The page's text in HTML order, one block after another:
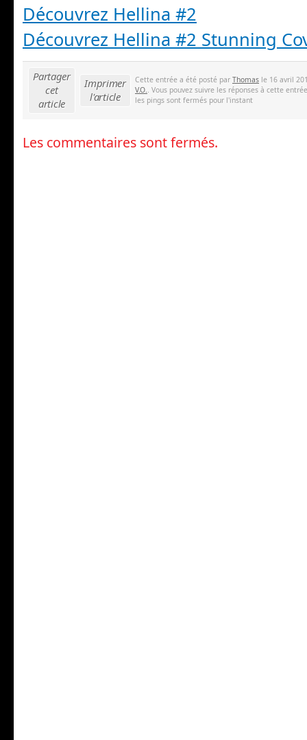
Découvrez Hellina #2
Découvrez Hellina #2 Stunning
Partager
cet
article
Imprimer
l'article
Cette entrée a été posté par Thomas le 16 avril
V.O.. Vous pouvez suivre les réponses à cette
les pings sont fermés pour l'instant
Les commentaires sont fermés.